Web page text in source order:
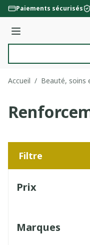
Aller au contenu
Paiements sécurisés
Menu
Accueil / Beauté, soins
Filtre
Prix
Marques